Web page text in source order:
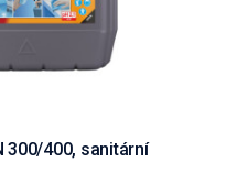
300/400, sanitární